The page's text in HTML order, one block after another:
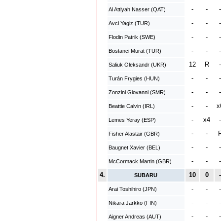
Al Attiyah Nasser (QAT) - - -
Avci Yagiz (TUR) - - -
Flodin Patrik (SWE) - - -
Bostanci Murat (TUR) - - -
Saliuk Oleksandr (UKR) 12 R -
Turán Frygies (HUN) - - -
Zonzini Giovanni (SMR) - - -
Beattie Calvin (IRL) - -
Lemes Yeray (ESP) - x4 -
Fisher Alastair (GBR) - -
Baugnet Xavier (BEL) - - -
McCormack Martin (GBR) - -
-
4.
SUBARU 10 0 -
Arai Toshihiro (JPN) - - -
Nikara Jarkko (FIN) - - -
Aigner Andreas (AUT) - - -